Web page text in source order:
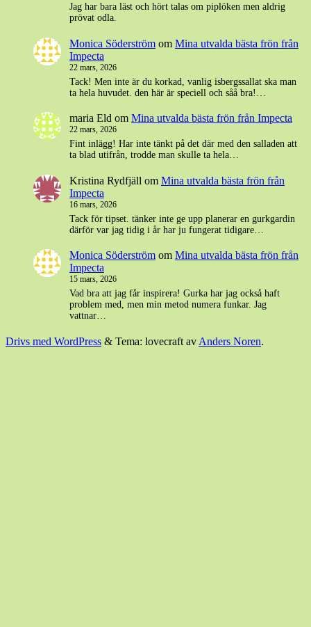
Jag har bara läst och hört talas om piplöken men aldrig
prövat odla.
Monica Söderström om Mina utvalda bästa frön från
Impecta
22 mars, 2026
Tack! Men inte är du korkad, vanlig isbergssallat ska man
ta hela huvudet. den här är speciell och såå bra!…
maria Eld om Mina utvalda bästa frön från Impecta
22 mars, 2026
Fint inlägg! Har inte tänkt på det där med den salladen att
ta blad utifrån, trodde man skulle ta hela…
Kristina Rydfjäll om Mina utvalda bästa frön från
Impecta
16 mars, 2026
Tack för tipset. tänker inte ge upp planerar en gurkgardin
därför var jag tidig i år har ju fungerat tidigare…
Monica Söderström om Mina utvalda bästa frön från
Impecta
15 mars, 2026
Vad bra att jag får inspirera! Gurka har jag också haft
problem med, men min metod numera funkar. Jag
vattnar…
Drivs med WordPress & Tema: lovecraft av Anders Noren.